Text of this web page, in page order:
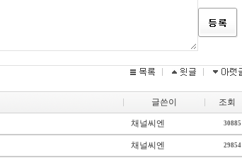
글쓴이 조회
채널씨엔 30885
채널씨엔 29854